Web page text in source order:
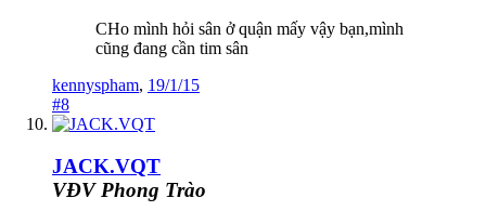
CHo mình hỏi sân ở quận mấy vậy bạn,mình
cũng đang cần tim sân
kennyspham, 19/1/15
#8
JACK.VQT
VĐV Phong Trào